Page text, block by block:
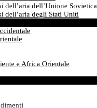
dell’aria dell’Unione Sovietica
dell’aria degli Stati Uniti
e Africa Orientale